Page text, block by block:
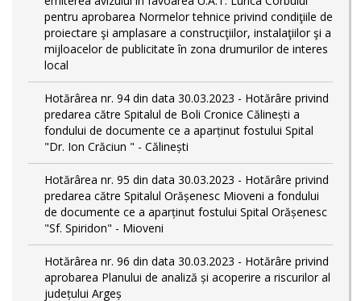
pentru aprobarea Normelor tehnice privind condiţiile de
proiectare şi amplasare a construcţiilor, instalaţiilor şi a
mijloacelor de publicitate în zona drumurilor de interes
local
Hotărârea nr. 94 din data 30.03.2023 - Hotărâre privind
predarea către Spitalul de Boli Cronice Călinești a
fondului de documente ce a aparținut fostului Spital
"Dr. Ion Crăciun " - Călinești
Hotărârea nr. 95 din data 30.03.2023 - Hotărâre privind
predarea către Spitalul Orășenesc Mioveni a fondului
de documente ce a aparținut fostului Spital Orășenesc
"Sf. Spiridon" - Mioveni
Hotărârea nr. 96 din data 30.03.2023 - Hotărâre privind
aprobarea Planului de analiză și acoperire a riscurilor al
județului Argeș